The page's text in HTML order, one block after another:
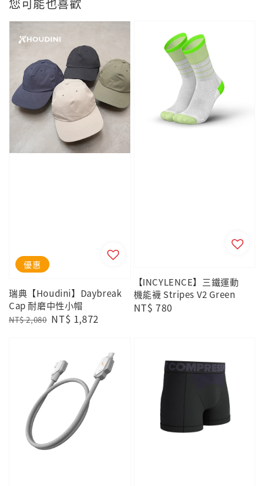
優惠
瑞典【Houdini】Daybreak
Cap 耐磨中性小帽
Regular
NT$ 2,080 Sale
NT$ 1,872
【INCYLENCE】三鐵運動
機能襪 Stripes V2 Green
Regular
NT$ 780